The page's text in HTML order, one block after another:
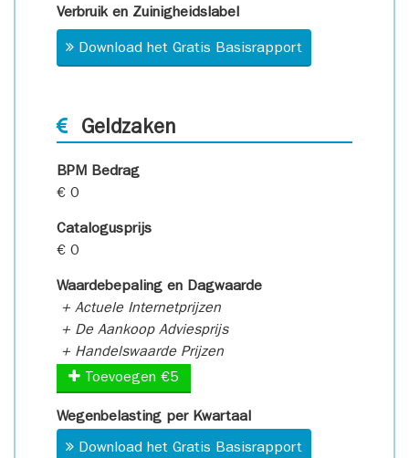
Verbruik en Zuinigheidslabel
Download het Gratis Basisrapport
Geldzaken
BPM Bedrag
€ 0
Catalogusprijs
€ 0
Waardebepaling en Dagwaarde
+ Actuele Internetprijzen
+ De Aankoop Adviesprijs
+ Handelswaarde Prijzen
Toevoegen €5
Wegenbelasting per Kwartaal
Download het Gratis Basisrapport